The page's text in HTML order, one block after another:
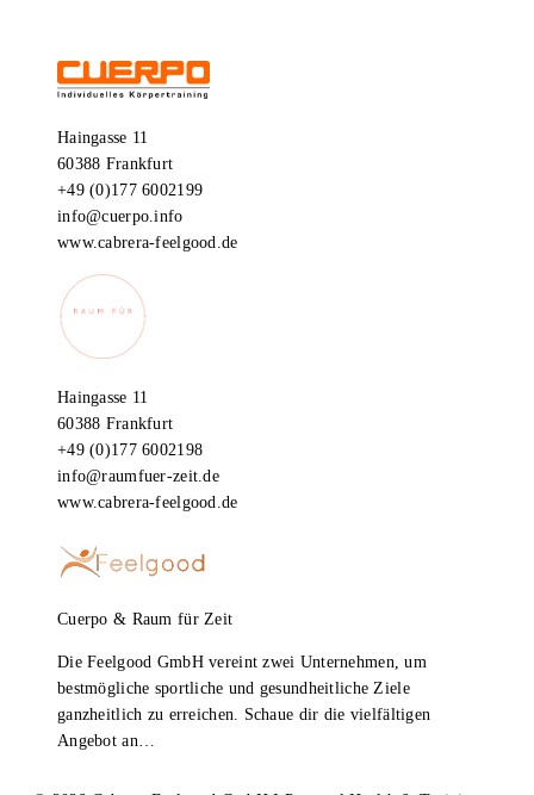
Haingasse 11
60388 Frankfurt
+49 (0)177 6002199
info@cuerpo.info
www.cabrera-feelgood.de
Haingasse 11
60388 Frankfurt
+49 (0)177 6002198
info@raumfuer-zeit.de
www.cabrera-feelgood.de
Cuerpo & Raum für Zeit
Die Feelgood GmbH vereint zwei Unternehmen, um
bestmögliche sportliche und gesundheitliche Ziele
ganzheitlich zu erreichen. Schaue dir die vielfältigen
Angebot an…